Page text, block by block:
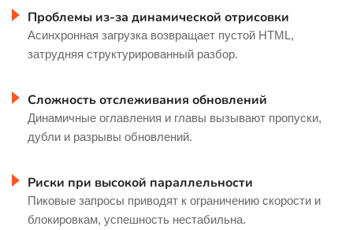
Проблемы из-за динамической отрисовки
Асинхронная загрузка возвращает пустой HTML,
затрудняя структурированный разбор.
Сложность отслеживания обновлений
Динамичные оглавления и главы вызывают пропуски,
дубли и разрывы обновлений.
Риски при высокой параллельности
Пиковые запросы приводят к ограничению скорости и
блокировкам, успешность нестабильна.